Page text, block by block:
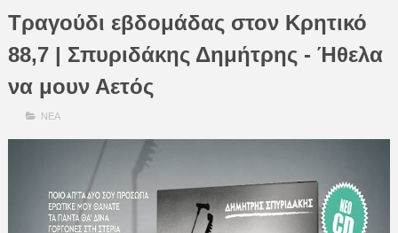
Τραγούδι εβδομάδας στον Κρητικό
88,7 | Σπυριδάκης Δημήτρης - Ήθελα
να μουν Αετός
ΝΕΑ